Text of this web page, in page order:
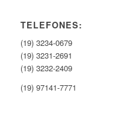
TELEFONES:
(19) 3234-0679
(19) 3231-2691
(19) 3232-2409
(19) 97141-7771